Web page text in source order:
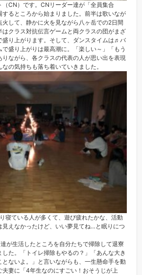
CN）です。CNリーダー達が「全員集合
するところから始まりました。前半は歌いなが
火して、静かに火を見ながら八ヶ岳での2日間
はクラス対抗伝言ゲームと両クラスの団がまざ
盛り上がります。そして、ダンスタイムは♬バ
盛り上がりは最高潮に。「楽しい～」「もう
ながら、各クラスの代表の人が思い出を表現
の気持ちも落ち着いていきました。
寝ている人が多くて、遊び疲れたかな、活動
見えなかったけど、いい夢見てね…と眠りにつ
が生活したところを自分たちで掃除して退寮
た。「トイレ掃除もやるの？」「あんな大き
とないよ。」と言いながらも、一生懸命手を動
夫妻に「4年生なのにすごい！おそうじが上